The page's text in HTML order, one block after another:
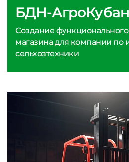
БДН-
Создание
магазина для компании по
сельхозтехники